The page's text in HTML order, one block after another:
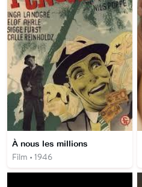
À nous les millions
Film • 1946